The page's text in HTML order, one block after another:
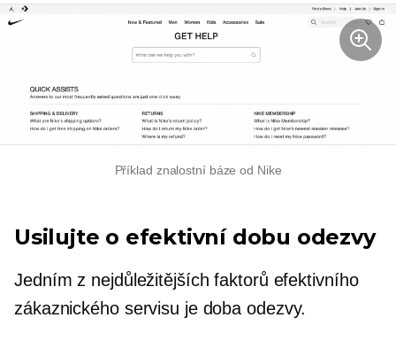
Příklad znalostní báze od Nike
Usilujte o efektivní dobu odezvy
Jedním z nejdůležitějších faktorů efektivního
zákaznického servisu je doba odezvy.